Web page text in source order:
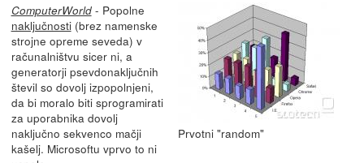
Prvotni "random"
ComputerWorld- Popolne
naključnosti(brez namenske
strojne opreme seveda) v
računalništvu sicer ni, a
generatorji psevdonaključnih
števil so dovolj izpopolnjeni,
da bi moralo biti sprogramirati
za uporabnika dovolj
naključno sekvenco mačji
kašelj. Microsoftu vprvo to ni